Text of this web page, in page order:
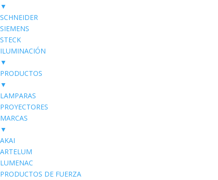
▼
SCHNEIDER
SIEMENS
STECK
ILUMINACIÓN
▼
PRODUCTOS
▼
LAMPARAS
PROYECTORES
MARCAS
▼
AKAI
ARTELUM
LUMENAC
PRODUCTOS DE FUERZA